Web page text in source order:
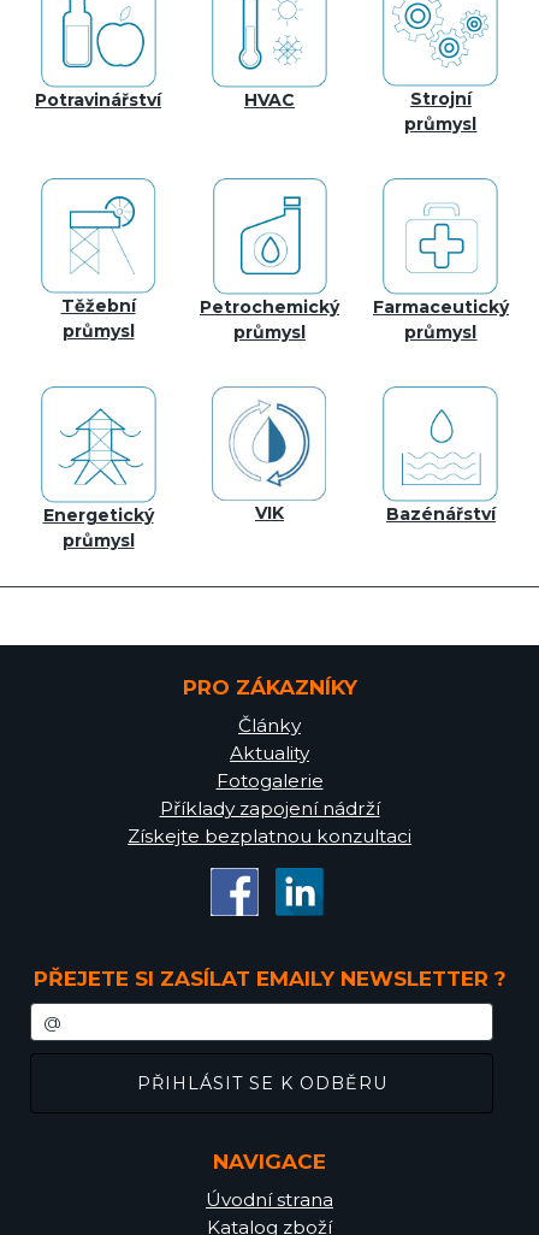
Potravinářství HVAC
Strojní
průmysl
Těžební
průmysl
Petrochemický
průmysl
Farmaceutický
průmysl
Energetický
průmysl
VIK Bazénářství
PRO ZÁKAZNÍKY
Články
Aktuality
Fotogalerie
Příklady zapojení nádrží
Získejte bezplatnou konzultaci
PŘEJETE SI ZASÍLAT EMAILY NEWSLETTER ?
NAVIGACE
Úvodní strana
Katalog zboží